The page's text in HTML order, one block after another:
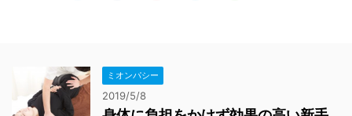
ミオンパシー
2019/5/8